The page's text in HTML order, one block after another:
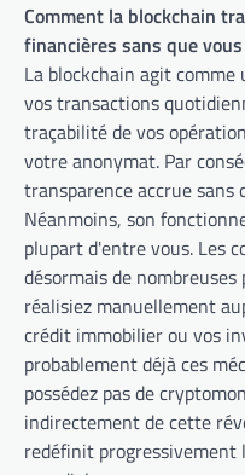
Comment la blockchain
financières sans que
La blockchain agit
vos transactions
traçabilité de vos
votre anonymat. Par
transparence accrue
Néanmoins, son
plupart d'entre vous. Les
désormais de
réalisiez manuellement
crédit immobilier ou vos
probablement déjà ces
possédez pas de
indirectement de cette
redéfinit progressivement